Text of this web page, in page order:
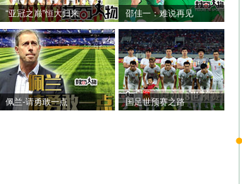
“亚冠之巅”恒大归来 邵佳一：难说再见
佩兰-请勇敢一点 国足世预赛之路